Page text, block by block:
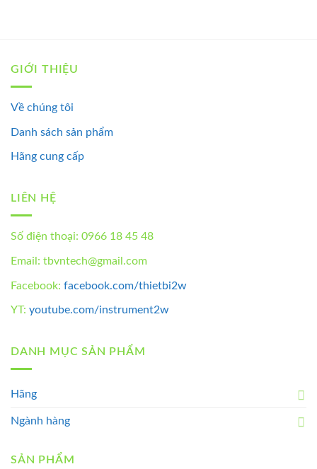
GIỚI THIỆU
Về chúng tôi
Danh sách sản phẩm
Hãng cung cấp
LIÊN HỆ
Số điện thoại: 0966 18 45 48
Email: tbvntech@gmail.com
Facebook: facebook.com/thietbi2w
YT: youtube.com/instrument2w
DANH MỤC SẢN PHẨM
Hãng
Ngành hàng
SẢN PHẨM